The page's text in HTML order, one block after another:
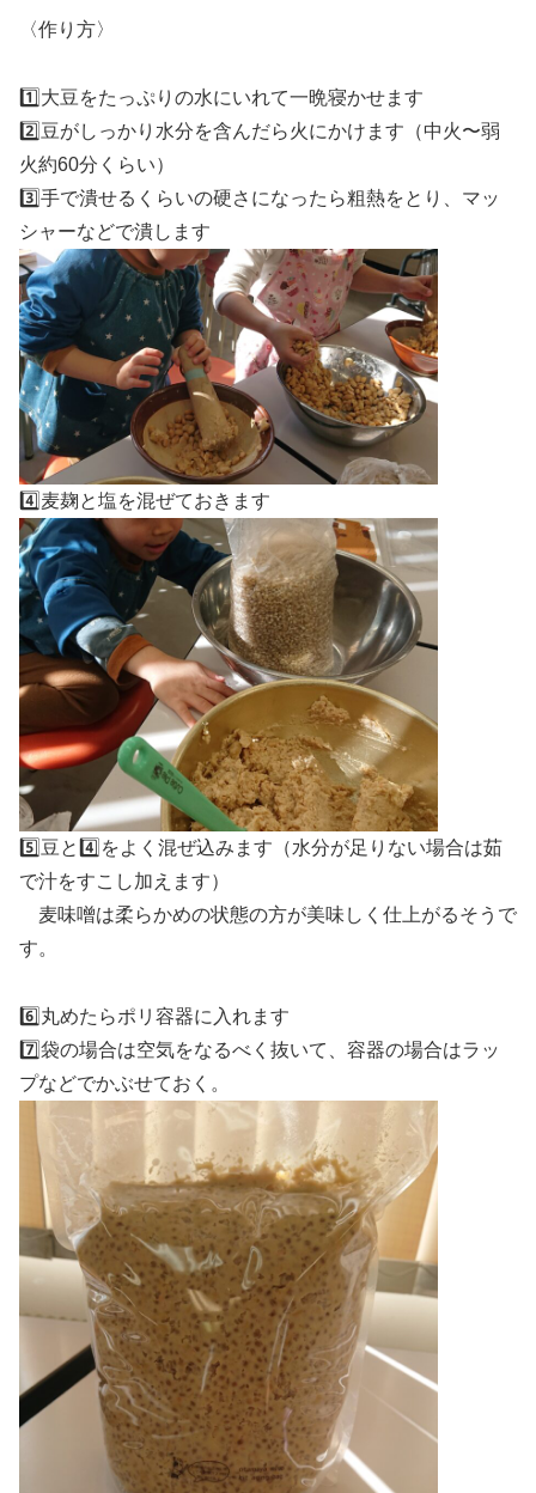
〈作り方〉
1️⃣大豆をたっぷりの水にいれて一晩寝かせます
2️⃣豆がしっかり水分を含んだら火にかけます（中火〜弱
火約60分くらい）
3️⃣手で潰せるくらいの硬さになったら粗熱をとり、マッ
シャーなどで潰します
4️⃣麦麹と塩を混ぜておきます
5️⃣豆と4️⃣をよく混ぜ込みます（水分が足りない場合は茹
で汁をすこし加えます）
麦味噌は柔らかめの状態の方が美味しく仕上がるそうで
す。
6️⃣丸めたらポリ容器に入れます
7️⃣袋の場合は空気をなるべく抜いて、容器の場合はラッ
プなどでかぶせておく。